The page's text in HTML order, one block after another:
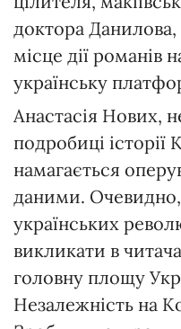
доктора
місце дії романів
українську
Анастасія Нових,
подробиці історії
намагається
даними. Очевидно,
українських
викликати в
головну площу
Незалежність на